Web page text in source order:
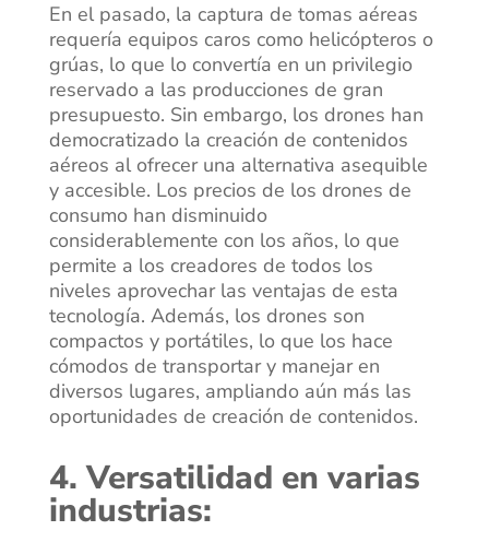
En el pasado, la captura de tomas aéreas
requería equipos caros como helicópteros o
grúas, lo que lo convertía en un privilegio
reservado a las producciones de gran
presupuesto. Sin embargo, los drones han
democratizado la creación de contenidos
aéreos al ofrecer una alternativa asequible
y accesible. Los precios de los drones de
consumo han disminuido
considerablemente con los años, lo que
permite a los creadores de todos los
niveles aprovechar las ventajas de esta
tecnología. Además, los drones son
compactos y portátiles, lo que los hace
cómodos de transportar y manejar en
diversos lugares, ampliando aún más las
oportunidades de creación de contenidos.
4. Versatilidad en varias
industrias: